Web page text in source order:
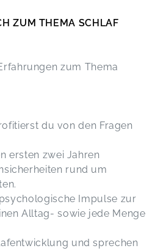
ZUM THEMA SCHLAF
zum Thema
du von den Fragen
ersten zwei Jahren
rund um
Impulse zur
Alltag- sowie jede Menge
und sprechen